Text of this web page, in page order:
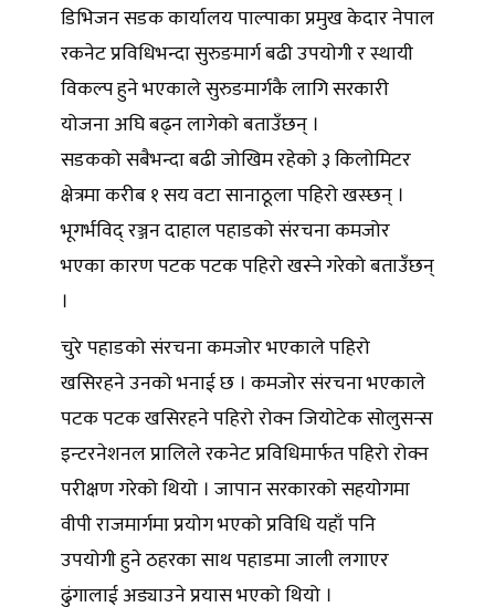
डिभिजन सडक कार्यालय पाल्पाका प्रमुख केदार नेपाल
रकनेट प्रविधिभन्दा सुरुङमार्ग बढी उपयोगी र स्थायी
विकल्प हुने भएकाले सुरुङमार्गकै लागि सरकारी
योजना अघि बढ्न लागेको बताउँछन् ।
सडकको सबैभन्दा बढी जोखिम रहेको ३ किलोमिटर
क्षेत्रमा करीब १ सय वटा सानाठूला पहिरो खस्छन् ।
भूगर्भविद् रञ्जन दाहाल पहाडको संरचना कमजोर
भएका कारण पटक पटक पहिरो खस्ने गरेको बताउँछन्
।
चुरे पहाडको संरचना कमजोर भएकाले पहिरो
खसिरहने उनको भनाई छ । कमजोर संरचना भएकाले
पटक पटक खसिरहने पहिरो रोक्न जियोटेक सोलुसन्स
इन्टरनेशनल प्रालिले रकनेट प्रविधिमार्फत पहिरो रोक्न
परीक्षण गरेको थियो । जापान सरकारको सहयोगमा
वीपी राजमार्गमा प्रयोग भएको प्रविधि यहाँ पनि
उपयोगी हुने ठहरका साथ पहाडमा जाली लगाएर
ढुंगालाई अड्याउने प्रयास भएको थियो ।